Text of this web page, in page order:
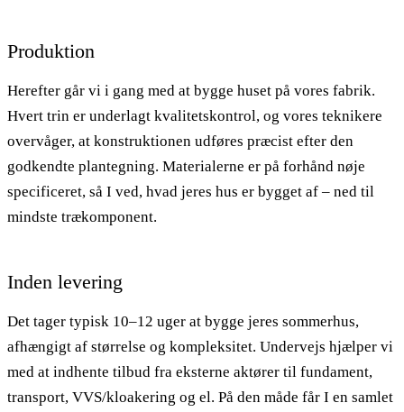
Produktion
Herefter går vi i gang med at bygge huset på vores fabrik.
Hvert trin er underlagt kvalitetskontrol, og vores teknikere
overvåger, at konstruktionen udføres præcist efter den
godkendte plantegning. Materialerne er på forhånd nøje
specificeret, så I ved, hvad jeres hus er bygget af – ned til
mindste trækomponent.
Inden levering
Det tager typisk 10–12 uger at bygge jeres sommerhus,
afhængigt af størrelse og kompleksitet. Undervejs hjælper vi
med at indhente tilbud fra eksterne aktører til fundament,
transport, VVS/kloakering og el. På den måde får I en samlet